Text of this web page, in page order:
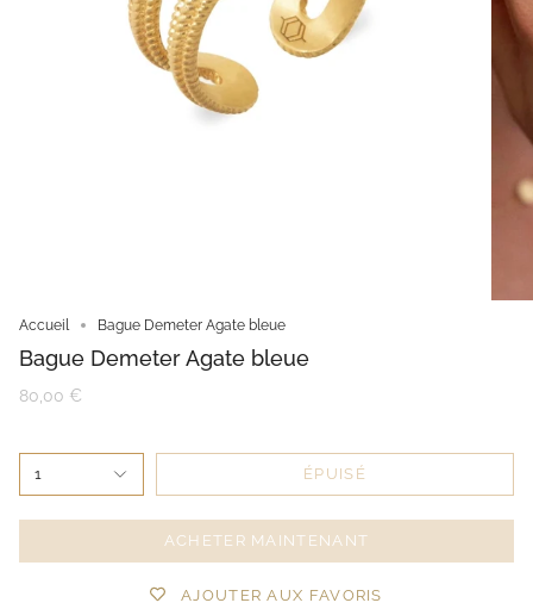
Accueil Bague Demeter Agate bleue
Bague Demeter Agate bleue
80,00 €
1 ÉPUISÉ
ACHETER MAINTENANT
AJOUTER AUX FAVORIS